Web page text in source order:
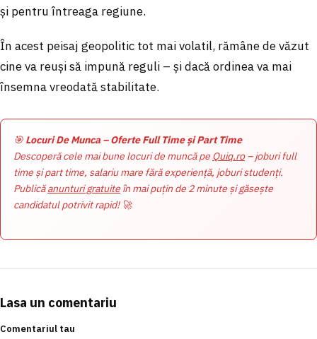
și pentru întreaga regiune.
În acest peisaj geopolitic tot mai volatil, rămâne de văzut
cine va reuși să impună reguli – și dacă ordinea va mai
însemna vreodată stabilitate.
🎯 Locuri De Munca – Oferte Full Time și Part Time
Descoperă cele mai bune locuri de muncă pe Quiq.ro– joburi full
time și part time, salariu mare fără experiență, joburi studenți.
Publicăanunturi gratuite în mai puțin de 2 minute și găsește
candidatul potrivit rapid! 🚀
Lasa un comentariu
Comentariul tau